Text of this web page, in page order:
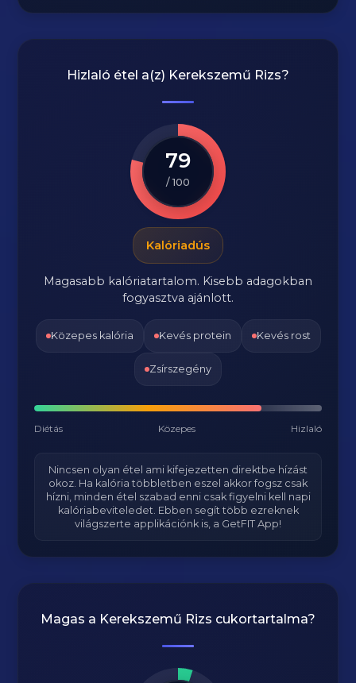
Hizlaló étel a(z) Kerekszemű Rizs?
79
/ 100
Kalóriadús
Magasabb kalóriatartalom. Kisebb adagokban
fogyasztva ajánlott.
Közepes kalória Kevés protein Kevés rost
Zsírszegény
Diétás Közepes Hizlaló
Nincsen olyan étel ami kifejezetten direktbe hízást
okoz. Ha kalória többletben eszel akkor fogsz csak
hízni, minden étel szabad enni csak figyelni kell napi
kalóriabeviteledet. Ebben segít több ezreknek
világszerte applikációnk is, a GetFIT App!
Magas a Kerekszemű Rizs cukortartalma?